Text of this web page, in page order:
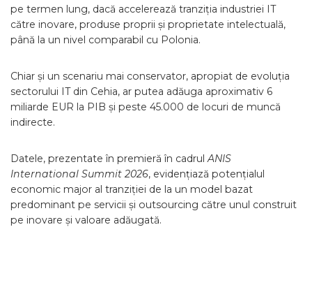
pe termen lung, dacă accelerează tranziția industriei IT
către inovare, produse proprii și proprietate intelectuală,
până la un nivel comparabil cu Polonia.
Chiar și un scenariu mai conservator, apropiat de evoluția
sectorului IT din Cehia, ar putea adăuga aproximativ 6
miliarde EUR la PIB și peste 45.000 de locuri de muncă
indirecte.
Datele, prezentate în premieră în cadrulANIS
International Summit 2026, evidențiază potențialul
economic major al tranziției de la un model bazat
predominant pe servicii și outsourcing către unul construit
pe inovare și valoare adăugată.